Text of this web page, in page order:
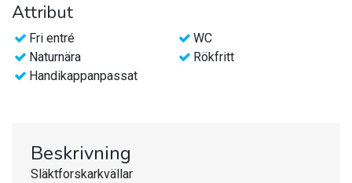
Attribut
Fri entré
WC
Naturnära
Rökfritt
Handikappanpassat
Beskrivning
Släktforskarkvällar